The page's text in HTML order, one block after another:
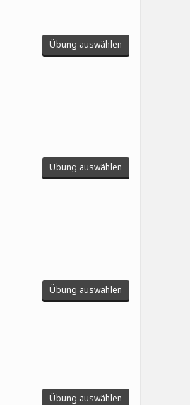
Übung auswählen
Übung auswählen
Übung auswählen
Übung auswählen